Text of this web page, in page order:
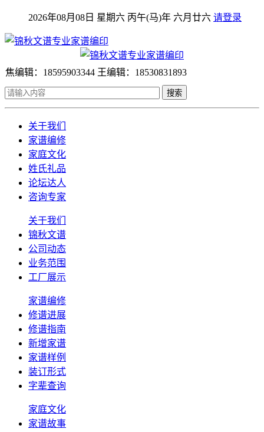
2026年08月08日 星期六 丙午(马)年 六月廿六 请登录
焦编辑：18595903344 王编辑：18530831893
搜索
关于我们
家谱编修
家庭文化
姓氏礼品
论坛达人
咨询专家
关于我们
锦秋文谱
公司动态
业务范围
工厂展示
家谱编修
修谱进展
修谱指南
新增家谱
家谱样例
装订形式
字辈查询
家庭文化
家谱故事